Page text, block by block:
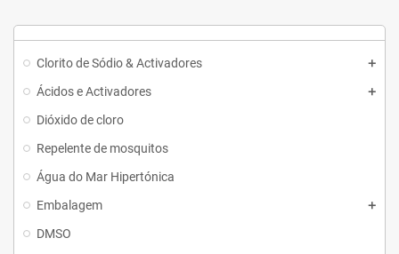
Clorito de Sódio & Activadores
Ácidos e Activadores
Dióxido de cloro
Repelente de mosquitos
Água do Mar Hipertónica
Embalagem
DMSO